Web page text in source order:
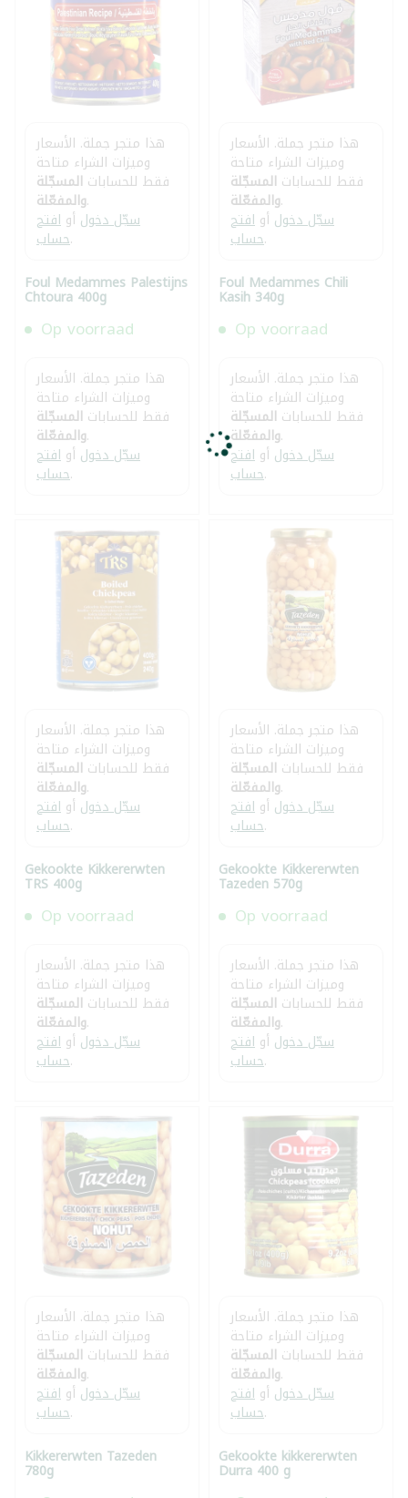
هذا متجر جملة. الأسعار
وميزات الشراء متاحة
فقط للحسابات المسجّلة
والمفعّلة.
سجّل دخول أو افتح
حساب.
Foul Medammes Palestijns
Chtoura 400g
Op voorraad
هذا متجر جملة. الأسعار
وميزات الشراء متاحة
فقط للحسابات المسجّلة
والمفعّلة.
سجّل دخول أو افتح
حساب.
هذا متجر جملة. الأسعار
وميزات الشراء متاحة
فقط للحسابات المسجّلة
والمفعّلة.
سجّل دخول أو افتح
حساب.
Foul Medammes Chili
Kasih 340g
Op voorraad
هذا متجر جملة. الأسعار
وميزات الشراء متاحة
فقط للحسابات المسجّلة
والمفعّلة.
سجّل دخول أو افتح
حساب.
هذا متجر جملة. الأسعار
وميزات الشراء متاحة
فقط للحسابات المسجّلة
والمفعّلة.
سجّل دخول أو افتح
حساب.
Gekookte Kikkererwten
TRS 400g
Op voorraad
هذا متجر جملة. الأسعار
وميزات الشراء متاحة
فقط للحسابات المسجّلة
والمفعّلة.
سجّل دخول أو افتح
حساب.
هذا متجر جملة. الأسعار
وميزات الشراء متاحة
فقط للحسابات المسجّلة
والمفعّلة.
سجّل دخول أو افتح
حساب.
Gekookte Kikkererwten
Tazeden 570g
Op voorraad
هذا متجر جملة. الأسعار
وميزات الشراء متاحة
فقط للحسابات المسجّلة
والمفعّلة.
سجّل دخول أو افتح
حساب.
هذا متجر جملة. الأسعار
وميزات الشراء متاحة
فقط للحسابات المسجّلة
والمفعّلة.
سجّل دخول أو افتح
حساب.
Kikkererwten Tazeden
780g
هذا متجر جملة. الأسعار
وميزات الشراء متاحة
فقط للحسابات المسجّلة
والمفعّلة.
سجّل دخول أو افتح
حساب.
Gekookte kikkererwten
Durra 400 g